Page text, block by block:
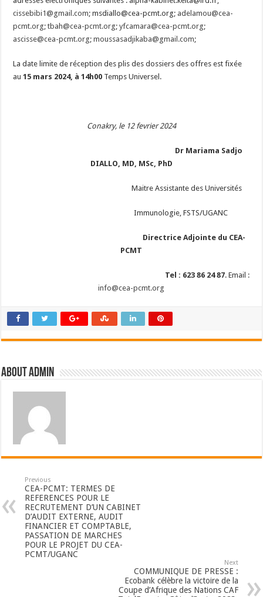
cissebibi1@gmail.com; msdiallo@cea-pcmt.org; adelamou@cea-
pcmt.org;tbah@cea-pcmt.org;yfcamara@cea-pcmt.org;
ascisse@cea-pcmt.org;moussasadjikaba@gmail.com;
La date limite de réception des plis des dossiers des offres est fixée
au15 mars 2024, à 14h00 Temps Universel.
Conakry, le 12 fevrier 2024
Dr Mariama Sadjo
DIALLO, MD, MSc, PhD
Maitre Assistante des Universités
Immunologie, FSTS/UGANC
Directrice Adjointe du CEA-
PCMT
Tel : 623 86 24 87. Email :
info@cea-pcmt.org
About admin
Previous
CEA-PCMT: TERMES DE
REFERENCES POUR LE
RECRUTEMENT D’UN CABINET
D’AUDIT EXTERNE, AUDIT
FINANCIER ET COMPTABLE,
PASSATION DE MARCHES
POUR LE PROJET DU CEA-
PCMT/UGANC
Next
COMMUNIQUE DE PRESSE :
Ecobank célèbre la victoire de la
Coupe d’Afrique des Nations CAF